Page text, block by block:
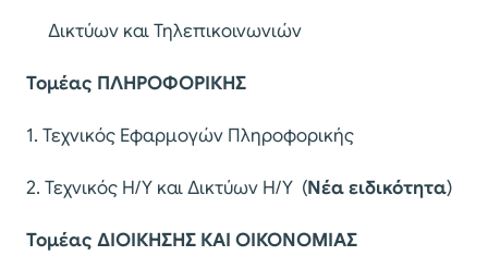
Δικτύων και Τηλεπικοινωνιών
Τομέας ΠΛΗΡΟΦΟΡΙΚΗΣ
1. Τεχνικός Εφαρμογών Πληροφορικής
2. Τεχνικός Η/Υ και Δικτύων Η/Υ (Νέα ειδικότητα)
Τομέας ΔΙΟΙΚΗΣΗΣ ΚΑΙ ΟΙΚΟΝΟΜΙΑΣ